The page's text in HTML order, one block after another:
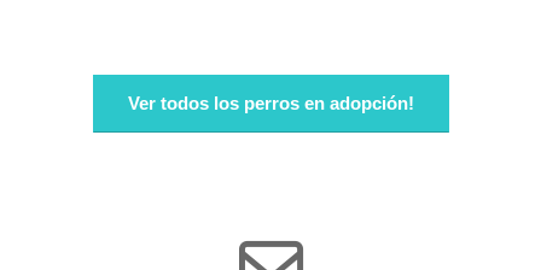
Ver todos los perros en adopción!